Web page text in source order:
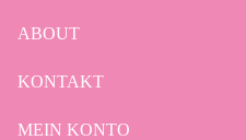
ABOUT
KONTAKT
MEIN KONTO